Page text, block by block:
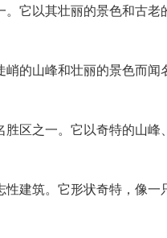
它以其壮丽的景色和古老
的山峰和壮丽的景色而闻
区之一。它以奇特的山峰
建筑。它形状奇特，像一